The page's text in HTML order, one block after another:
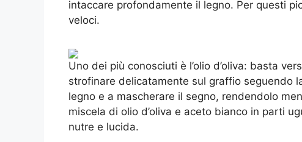
intaccare profondamente il legno. Per questi
veloci.
Uno dei più conosciuti è l’olio d’oliva: basta
strofinare delicatamente sul graffio seguendo
legno e a mascherare il segno, rendendolo
miscela di olio d’oliva e aceto bianco in parti
nutre e lucida.